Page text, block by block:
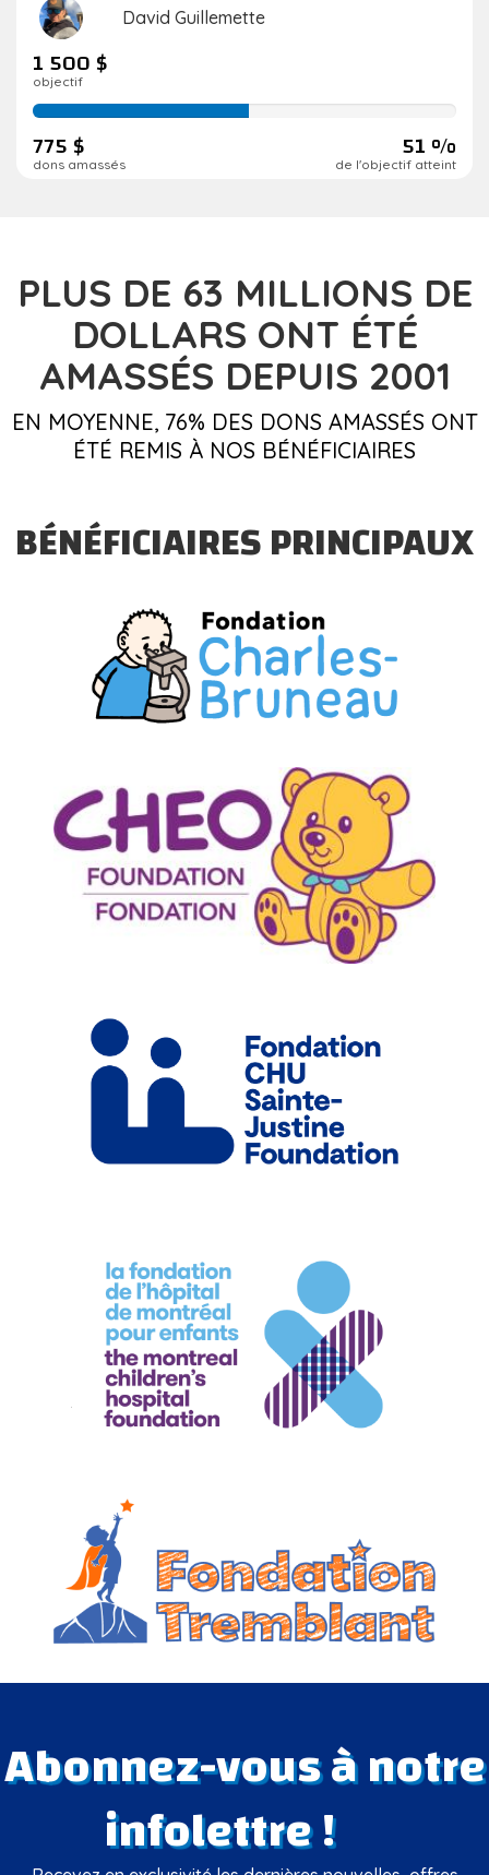
David Guillemette
1 500 $
objectif
775 $
dons amassés 51 %
de l'objectif atteint
PLUS DE 63 MILLIONS DE
DOLLARS ONT ÉTÉ
AMASSÉS DEPUIS 2001
EN MOYENNE, 76% DES DONS AMASSÉS ONT
ÉTÉ REMIS À NOS BÉNÉFICIAIRES
BÉNÉFICIAIRES PRINCIPAUX
Abonnez-vous à notre
infolettre !